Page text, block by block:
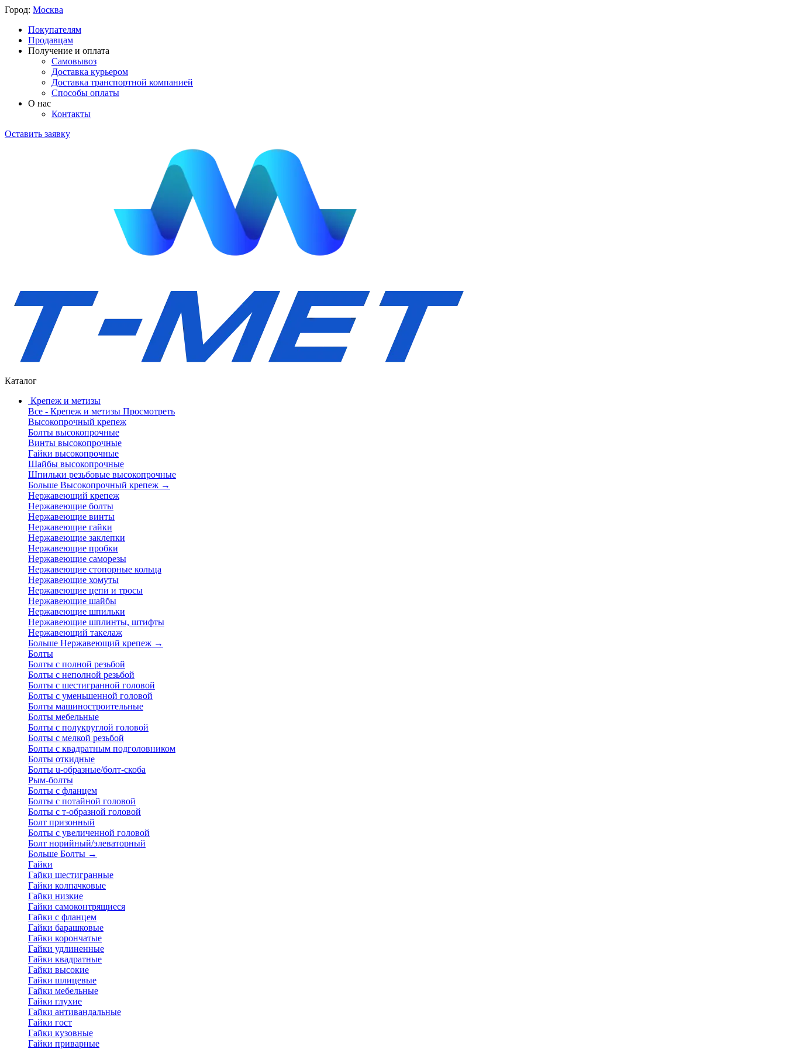
Город: Москва
Покупателям
Продавцам
Получение и оплата
Самовывоз
Доставка курьером
Доставка транспортной компанией
Способы оплаты
О нас
Контакты
Оставить заявку
Каталог
Крепеж и метизы
Все - Крепеж и метизы Просмотреть
Высокопрочный крепеж
Болты высокопрочные
Винты высокопрочные
Гайки высокопрочные
Шайбы высокопрочные
Шпильки резьбовые высокопрочные
Больше Высокопрочный крепеж →
Нержавеющий крепеж
Нержавеющие болты
Нержавеющие винты
Нержавеющие гайки
Нержавеющие заклепки
Нержавеющие пробки
Нержавеющие саморезы
Нержавеющие стопорные кольца
Нержавеющие хомуты
Нержавеющие цепи и тросы
Нержавеющие шайбы
Нержавеющие шпильки
Нержавеющие шплинты, штифты
Нержавеющий такелаж
Больше Нержавеющий крепеж →
Болты
Болты с полной резьбой
Болты с неполной резьбой
Болты с шестигранной головой
Болты с уменьшенной головой
Болты машиностроительные
Болты мебельные
Болты с полукруглой головой
Болты с мелкой резьбой
Болты с квадратным подголовником
Болты откидные
Болты u-образные/болт-скоба
Рым-болты
Болты с фланцем
Болты с потайной головой
Болты с т-образной головой
Болт призонный
Болты с увеличенной головой
Болт норийный/элеваторный
Больше Болты →
Гайки
Гайки шестигранные
Гайки колпачковые
Гайки низкие
Гайки самоконтрящиеся
Гайки с фланцем
Гайки барашковые
Гайки корончатые
Гайки удлиненные
Гайки квадратные
Гайки высокие
Гайки шлицевые
Гайки мебельные
Гайки глухие
Гайки антивандальные
Гайки гост
Гайки кузовные
Гайки приварные